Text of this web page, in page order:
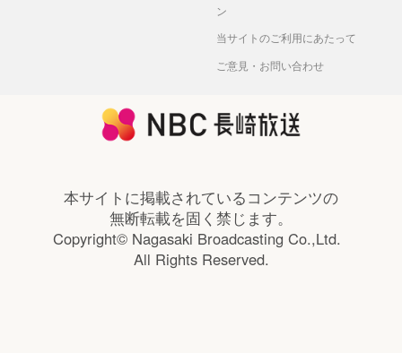
ン
当サイトのご利用にあたって
ご意見・お問い合わせ
本サイトに掲載されているコンテンツの
無断転載を固く禁じます。
Copyright© Nagasaki Broadcasting Co.,Ltd.
All Rights Reserved.